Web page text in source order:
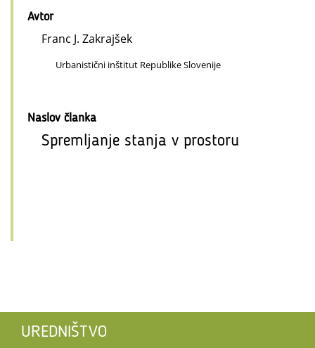
Avtor
Franc J. Zakrajšek
Urbanistični inštitut Republike Slovenije
Naslov članka
Spremljanje stanja v prostoru
UREDNIŠTVO